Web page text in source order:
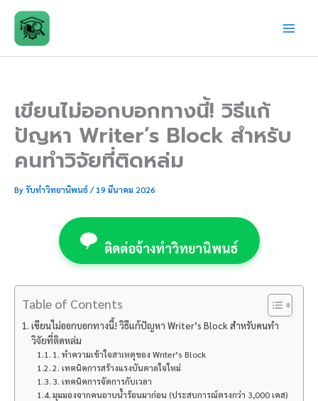
content
เขียนไม่ออกบอกทางนี้! วิธีแก้
ปัญหา Writer’s Block สำหรับ
คนทำวิจัยที่ติดหล่ม
Byรับทำวิทยานิพนธ์/19 มีนาคม 2026
ติดต่อจ้างทำวิทยานิพนธ์
Table of Contents
เขียนไม่ออกบอกทางนี้! วิธีแก้ปัญหา Writer’s Block สำหรับคนทำ
วิจัยที่ติดหล่ม
1. ทำความเข้าใจสาเหตุของ Writer’s Block
2. เทคนิคการสร้างแรงบันดาลใจใหม่
3. เทคนิคการจัดการกับเวลา
มุมมองจากคนอาบน้ำร้อนมาก่อน (ประสบการณ์ตรงกว่า 3,000 เคส)